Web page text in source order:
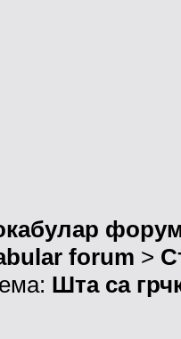
forum >
Шта са